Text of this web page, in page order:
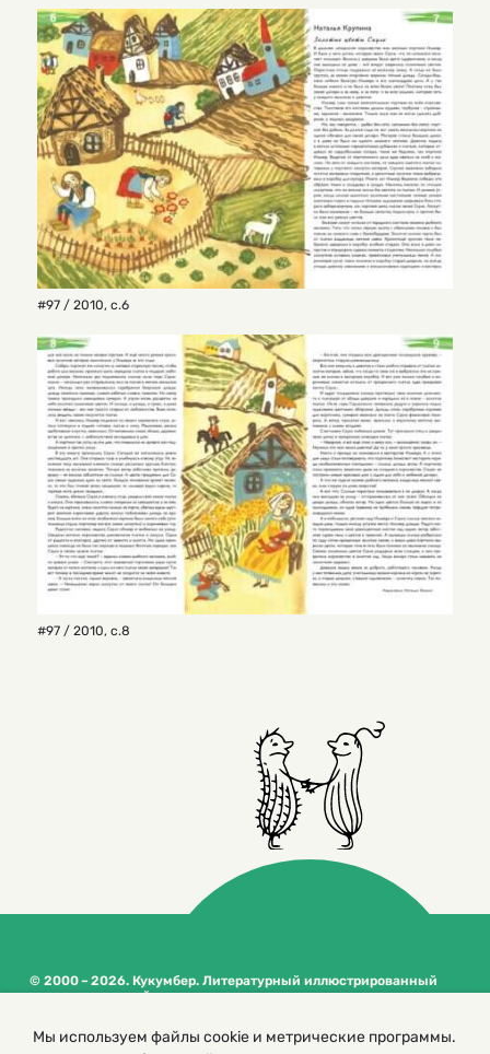
#97 / 2010, с.6
#97 / 2010, с.8
© 2000 – 2026. Кукумбер. Литературный иллюстрированный
журнал для детей
сайта
Мы используем файлы cookie и метрические программы.